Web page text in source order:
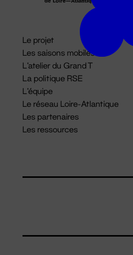
Le projet
Les saisons mobiles
L'atelier du Grand T
La politique RSE
L'équipe
Le réseau Loire-Atlantique
Les partenaires
Les ressources